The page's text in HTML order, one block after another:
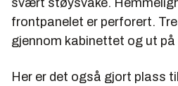
frontpanelet er perforert.
gjennom kabinettet og ut på
Her er det også gjort plass